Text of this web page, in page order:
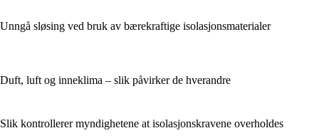
Unngå sløsing ved bruk av bærekraftige isolasjonsmaterialer
Duft, luft og inneklima – slik påvirker de hverandre
Slik kontrollerer myndighetene at isolasjonskravene overholdes